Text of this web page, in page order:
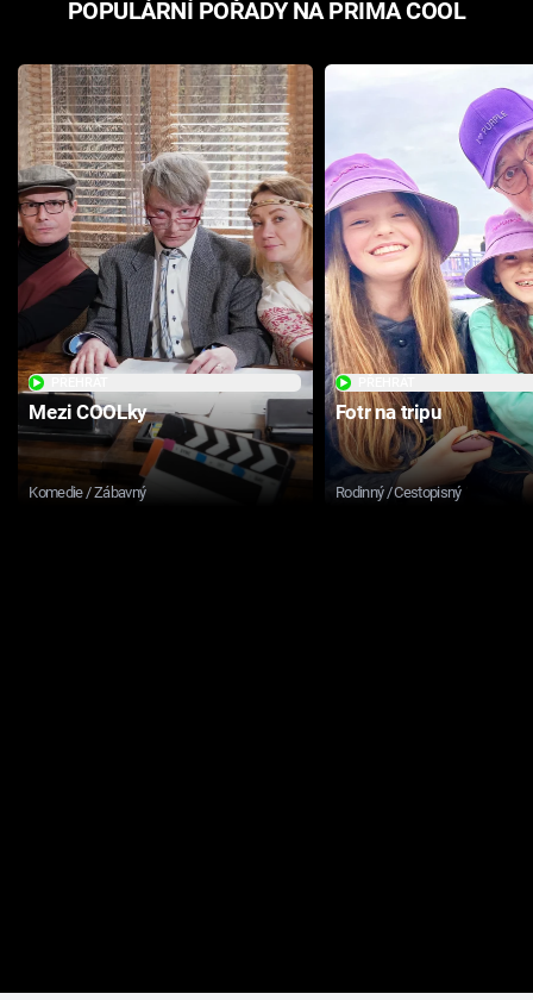
POPULÁRNÍ POŘADY NA PRIMA COOL
Mezi COOLky
Komedie / Zábavný
Fotr na tripu
Rodinný / Cestopisný